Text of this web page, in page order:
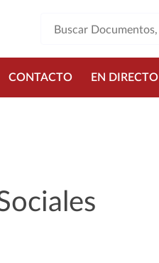
CONTACTO EN DIRECTO